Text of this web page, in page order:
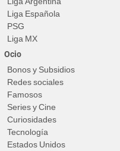
Liga Española
PSG
Liga MX
Ocio
Bonos y Subsidios
Redes sociales
Famosos
Series y Cine
Curiosidades
Tecnología
Estados Unidos